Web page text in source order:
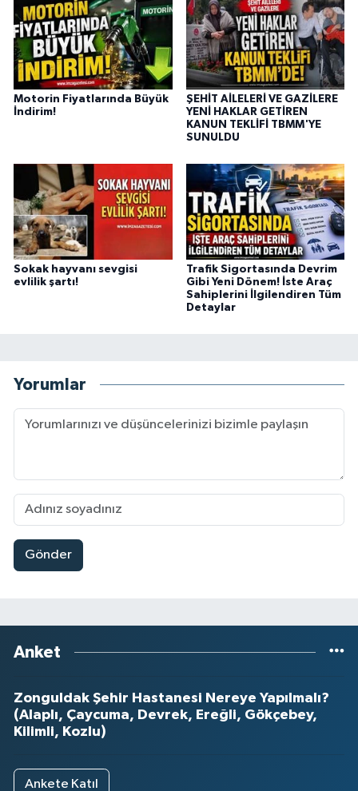
Motorin Fiyatlarında Büyük
İndirim!
ŞEHİT AİLELERİ VE GAZİLERE
YENİ HAKLAR GETİREN
KANUN TEKLİFİ TBMM'YE
SUNULDU
Sokak hayvanı sevgisi
evlilik şartı!
Trafik Sigortasında Devrim
Gibi Yeni Dönem! İste Araç
Sahiplerini İlgilendiren Tüm
Detaylar
Yorumlar
Gönder
Anket
Zonguldak Şehir Hastanesi Nereye Yapılmalı?
(Alaplı, Çaycuma, Devrek, Ereğli, Gökçebey,
Kilimli, Kozlu)
Ankete Katıl